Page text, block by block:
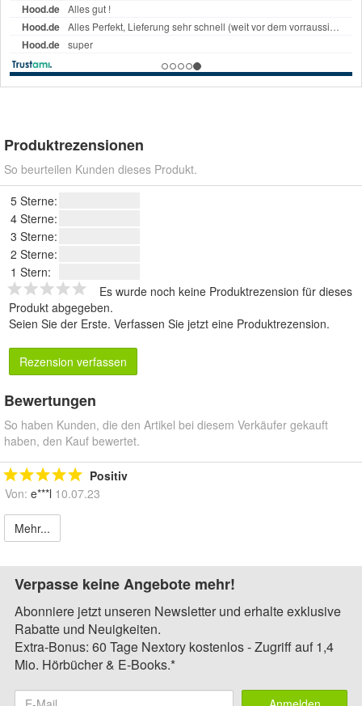
Produktrezensionen
So beurteilen Kunden dieses Produkt.
5 Sterne:
4 Sterne:
3 Sterne:
2 Sterne:
1 Stern:
Es wurde noch keine Produktrezension für dieses
Produkt abgegeben.
Seien Sie der Erste. Verfassen Sie jetzt eine Produktrezension.
Rezension verfassen
Bewertungen
So haben Kunden, die den Artikel bei diesem Verkäufer gekauft
haben, den Kauf bewertet.
Positiv
Von: e***l 10.07.23
Mehr...
Verpasse keine Angebote mehr!
Abonniere jetzt unseren Newsletter und erhalte exklusive
Rabatte und Neuigkeiten.
Extra-Bonus: 60 Tage Nextory kostenlos - Zugriff auf 1,4
Mio. Hörbücher & E-Books.*